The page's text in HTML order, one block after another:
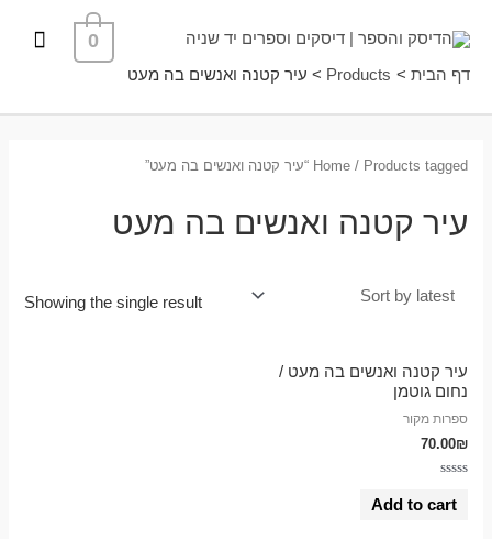
0
דף הבית Products עיר קטנה ואנשים בה מעט
Home/ Products tagged “עיר קטנה ואנשים בה מעט”
עיר קטנה ואנשים בה מעט
Showing the single result
עיר קטנה ואנשים בה מעט /
נחום גוטמן
ספרות מקור
70.00₪
out
Add to cart